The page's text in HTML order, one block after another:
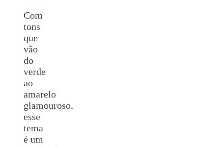
Com
tons
que
vão
do
verde
ao
amarelo
glamouroso,
esse
tema
é um